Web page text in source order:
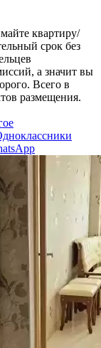
квартиру/
срок без
а значит вы
Всего в
размещения.